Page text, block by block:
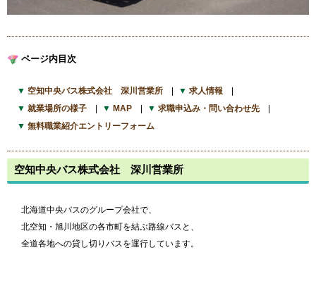
ページ内目次
空知中央バス株式会社 深川営業所
求人情報
就業場所の様子
MAP
求職申込み・問い合わせ先
無料職業紹介エントリーフォーム
空知中央バス株式会社 深川営業所
北海道中央バスのグループ会社で、
北空知・旭川地区の各市町を結ぶ路線バスと、
全道各地への貸し切りバスを運行しています。